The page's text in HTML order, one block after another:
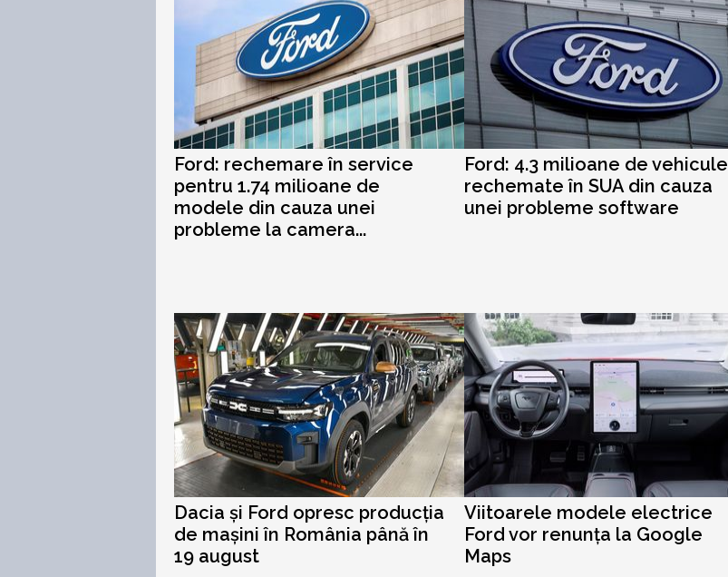
Ford: rechemare în service
pentru 1.74 milioane de
modele din cauza unei
probleme la camera...
Ford: 4.3 milioane de vehicule
rechemate în SUA din cauza
unei probleme software
Dacia și Ford opresc producția
de mașini în România până în
19 august
Viitoarele modele electrice
Ford vor renunța la Google
Maps